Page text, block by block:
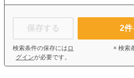
保存する
検索条件の保存には ロ
グインが必要です。
2件
× 検索